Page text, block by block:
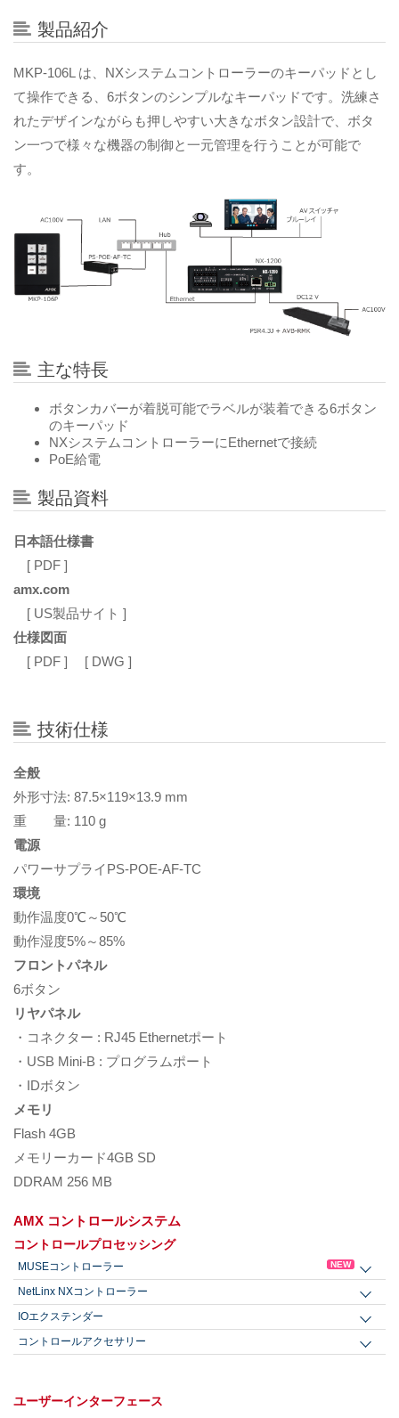
製品紹介
MKP-106L は、NXシステムコントローラーのキーパッドとし
て操作できる、6ボタンのシンプルなキーパッドです。洗練さ
れたデザインながらも押しやすい大きなボタン設計で、ボタ
ン一つで様々な機器の制御と一元管理を行うことが可能で
す。
主な特長
ボタンカバーが着脱可能でラベルが装着できる6ボタン
のキーパッド
NXシステムコントローラーにEthernetで接続
PoE給電
製品資料
日本語仕様書
[ PDF ]
amx.com
[ US製品サイト ]
仕様図面
[ PDF ]
[ DWG ]
技術仕様
全般
外形寸法: 87.5×119×13.9 mm
重 量: 110 g
電源
パワーサプライPS-POE-AF-TC
環境
動作温度0℃～50℃
動作湿度5%～85%
フロントパネル
6ボタン
リヤパネル
・コネクター : RJ45 Ethernetポート
・USB Mini-B : プログラムポート
・IDボタン
メモリ
Flash 4GB
メモリーカード4GB SD
DDRAM 256 MB
AMX コントロールシステム
コントロールプロセッシング
MUSEコントローラー NEW
NetLinx NXコントローラー
IOエクステンダー
コントロールアクセサリー
ユーザーインターフェース